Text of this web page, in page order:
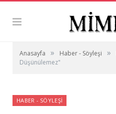
Anasayfa » Haber - Söyleşi »
Düşünülemez"
HABER - SÖYLEŞI